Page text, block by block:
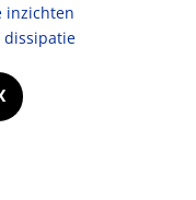
inzichten
dissipatie